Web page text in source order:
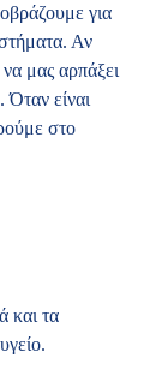
για
Αν
μας αρπάξει
είναι
στο
και τα